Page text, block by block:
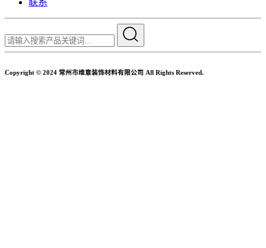
联系
Copyright © 2024 常州市维意装饰材料有限公司 All Rights Reserved.